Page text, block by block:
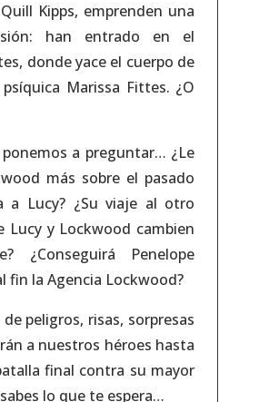
Kipps, emprenden una
han entrado en el
donde yace el cuerpo de
Marissa Fittes. ¿O
a preguntar… ¿Le
más sobre el pasado
a Lucy? ¿Su viaje al otro
Lucy y Lockwood cambien
¿Conseguirá Penelope
fin la Agencia Lockwood?
peligros, risas, sorpresas
a nuestros héroes hasta
final contra su mayor
lo que te espera…